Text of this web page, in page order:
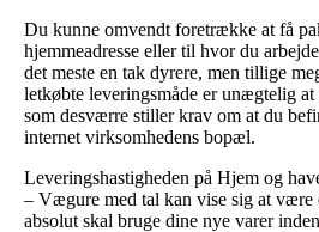
Du kunne omvendt foretrække at få
hjemmeadresse eller til hvor du
det meste en tak dyrere, men tillige
letkøbte leveringsmåde er unægtelig at
som desværre stiller krav om at du
internet virksomhedens bopæl.
Leveringshastigheden på Hjem og
– Vægure med tal kan vise sig at være
absolut skal bruge dine nye varer